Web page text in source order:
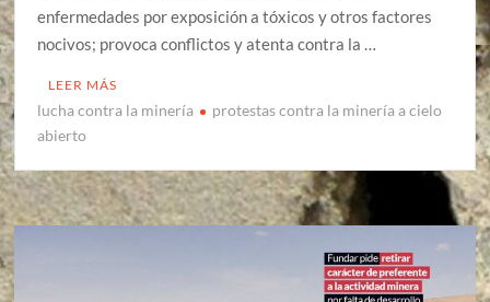
enfermedades por exposición a tóxicos y otros factores
nocivos; provoca conflictos y atenta contra la …
LEER MÁS
lucha contra la minería
protestas contra la minería a cielo
abierto